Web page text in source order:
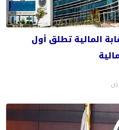
المالية تطلق أول